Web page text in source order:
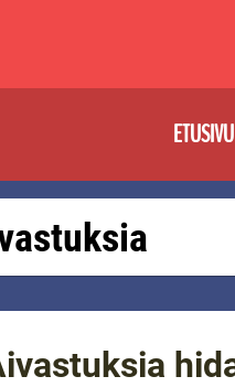
ETUSIVU